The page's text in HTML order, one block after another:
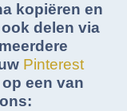
kopiëren en
delen via
Pinterest
een van